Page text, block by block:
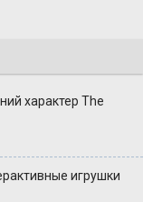
характер The
игрушки